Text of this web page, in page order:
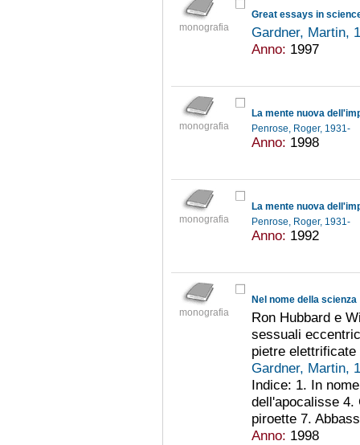
monografia
Great essays in
Gardner, Martin,
Anno: 1997
monografia
La mente nuova
Penrose, Roger, 1931-
Anno: 1998
monografia
La mente nuova
Penrose, Roger, 1931-
Anno: 1992
monografia
Nel nome della scienza
Ron Hubbard e
sessuali
pietre
Gardner, Martin,
Indice: 1. In
dell'apocalisse 4.
piroette 7.
Anno: 1998